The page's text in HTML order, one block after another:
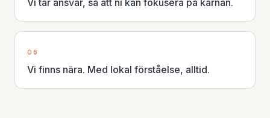
Vi tar ansvar, så att ni kan fokusera på kärnan.
06
Vi finns nära. Med lokal förståelse, alltid.